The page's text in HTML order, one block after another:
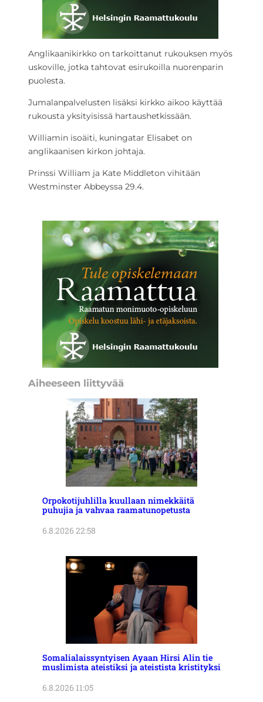
Anglikaanikirkko on tarkoittanut rukouksen myös
uskoville, jotka tahtovat esirukoilla nuorenparin
puolesta.
Jumalanpalvelusten lisäksi kirkko aikoo käyttää
rukousta yksityisissä hartaushetkissään.
Williamin isoäiti, kuningatar Elisabet on
anglikaanisen kirkon johtaja.
Prinssi William ja Kate Middleton vihitään
Westminster Abbeyssa 29.4.
Aiheeseen liittyvää
Orpokotijuhlilla kuullaan nimekkäitä
puhujia ja vahvaa raamatunopetusta
6.8.2026 22:58
Somalialaissyntyisen Ayaan Hirsi Alin tie
muslimista ateistiksi ja ateistista kristityksi
6.8.2026 11:05